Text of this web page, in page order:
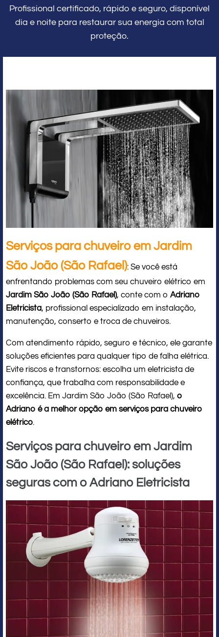
Profissional certificado, rápido e seguro, disponível
dia e noite para restaurar sua energia com total
proteção.
Serviços para chuveiro em Jardim
São João (São Rafael): Se você está
enfrentando problemas com seu chuveiro elétrico em
Jardim São João (São Rafael), conte com o Adriano
Eletricista, profissional especializado em instalação,
manutenção, conserto e troca de chuveiros.
Com atendimento rápido, seguro e técnico, ele garante
soluções eficientes para qualquer tipo de falha elétrica.
Evite riscos e transtornos: escolha um eletricista de
confiança, que trabalha com responsabilidade e
excelência. Em Jardim São João (São Rafael), o
Adriano é a melhor opção em serviços para chuveiro
elétrico.
Serviços para chuveiro em Jardim
São João (São Rafael): soluções
seguras com o Adriano Eletricista